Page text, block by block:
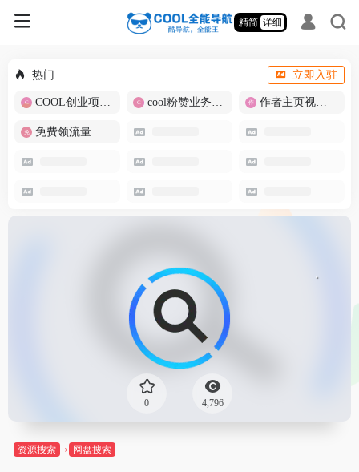
精简 详细
热门 立即入驻
COOL创业项目商城 cool粉赞业务商城【爆粉引流】 作者主页视频批量提取
免费领流量卡-包邮
0 4,796
资源搜索 网盘搜索